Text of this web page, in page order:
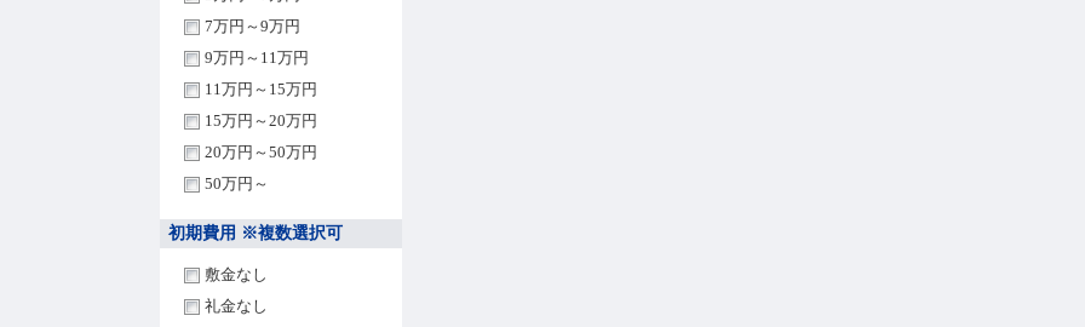
7万円～9万円
9万円～11万円
11万円～15万円
15万円～20万円
20万円～50万円
50万円～
初期費用 ※複数選択可
敷金なし
礼金なし